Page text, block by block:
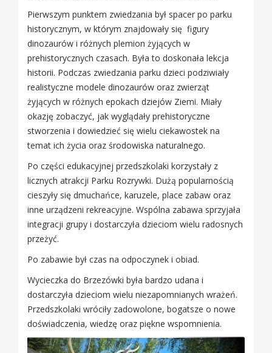
Pierwszym punktem zwiedzania był spacer po parku
historycznym, w którym znajdowały się figury
dinozaurów i różnych plemion żyjących w
prehistorycznych czasach. Była to doskonała lekcja
historii. Podczas zwiedzania parku dzieci podziwiały
realistyczne modele dinozaurów oraz zwierząt
żyjących w różnych epokach dziejów Ziemi. Miały
okazję zobaczyć, jak wyglądały prehistoryczne
stworzenia i dowiedzieć się wielu ciekawostek na
temat ich życia oraz środowiska naturalnego.
Po części edukacyjnej przedszkolaki korzystały z
licznych atrakcji Parku Rozrywki. Dużą popularnością
cieszyły się dmuchańce, karuzele, place zabaw oraz
inne urządzeni rekreacyjne. Wspólna zabawa sprzyjała
integracji grupy i dostarczyła dzieciom wielu radosnych
przeżyć.
Po zabawie był czas na odpoczynek i obiad.
Wycieczka do Brzezówki była bardzo udana i
dostarczyła dzieciom wielu niezapomnianych wrażeń.
Przedszkolaki wróciły zadowolone, bogatsze o nowe
doświadczenia, wiedzę oraz piękne wspomnienia.